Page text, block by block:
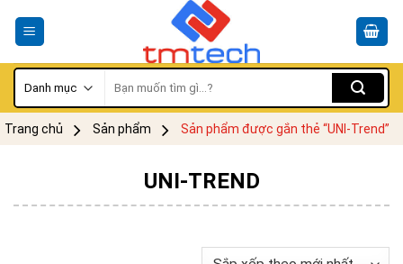
kiếm:
Trang chủ Sản phẩm Sản phẩm được gắn thẻ “UNI-Trend”
UNI-TREND